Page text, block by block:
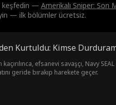
keşfedin — Amerikalı Sniper: Son
— ilk bölümler ücretsiz.
Kurtuldu: Kimse
kaçırılınca, efsanevi savaşçı, Navy
geride bırakıp harekete geçer.